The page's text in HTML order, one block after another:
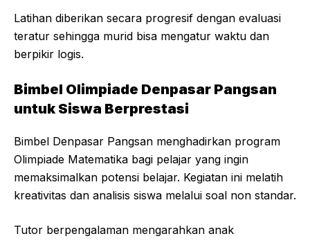
Latihan diberikan secara progresif dengan evaluasi
teratur sehingga murid bisa mengatur waktu dan
berpikir logis.
Bimbel Olimpiade Denpasar Pangsan
untuk Siswa Berprestasi
Bimbel Denpasar Pangsan menghadirkan program
Olimpiade Matematika bagi pelajar yang ingin
memaksimalkan potensi belajar. Kegiatan ini melatih
kreativitas dan analisis siswa melalui soal non standar.
Tutor berpengalaman mengarahkan anak